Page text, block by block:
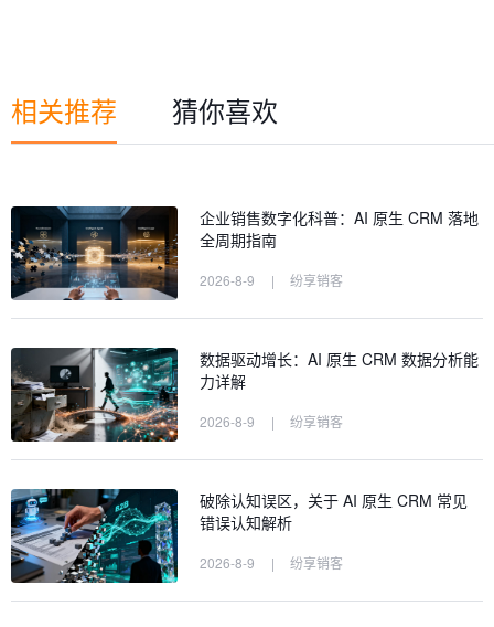
相关推荐 猜你喜欢
企业销售数字化科普：AI 原生 CRM 落地
全周期指南
2026-8-9 | 纷享销客
数据驱动增长：AI 原生 CRM 数据分析能
力详解
2026-8-9 | 纷享销客
破除认知误区，关于 AI 原生 CRM 常见
错误认知解析
2026-8-9 | 纷享销客